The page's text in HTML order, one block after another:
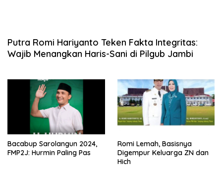
Putra Romi Hariyanto Teken Fakta Integritas:
Wajib Menangkan Haris-Sani di Pilgub Jambi
Bacabup Sarolangun 2024,
FMP2J: Hurmin Paling Pas
Romi Lemah, Basisnya
Digempur Keluarga ZN dan
Hich